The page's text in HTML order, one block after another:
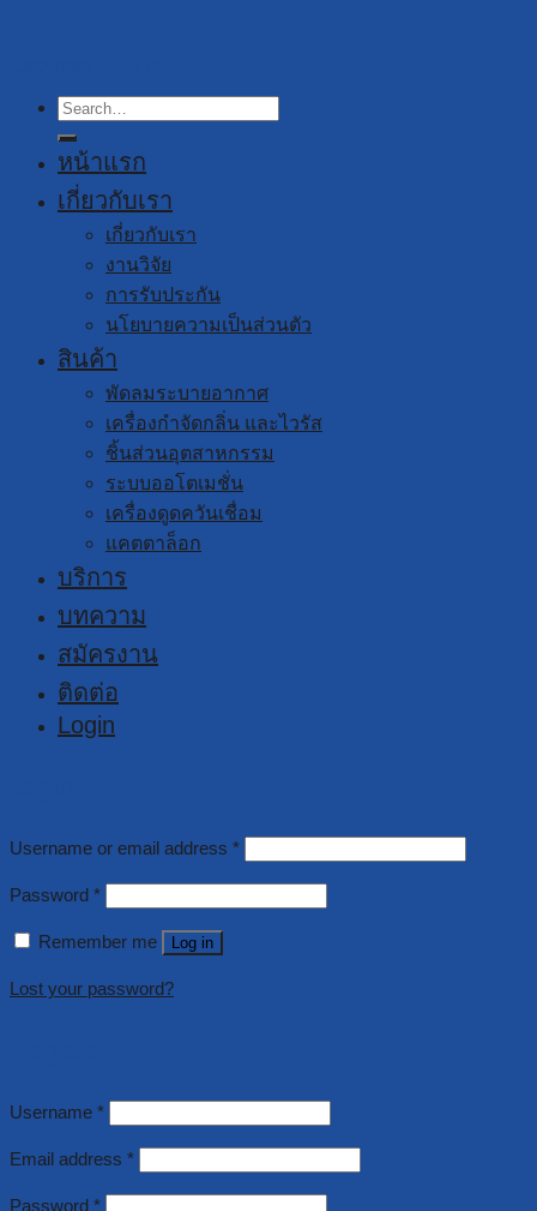
Search
for:
หน้าแรก
เกี่ยวกับเรา
เกี่ยวกับเรา
งานวิจัย
การรับประกัน
นโยบายความเป็นส่วนตัว
สินค้า
พัดลมระบายอากาศ
เครื่องกำจัดกลิ่น และไวรัส
ชิ้นส่วนอุตสาหกรรม
ระบบออโตเมชั่น
เครื่องดูดควันเชื่อม
แคตตาล็อก
บริการ
บทความ
สมัครงาน
ติดต่อ
Login
Username or email address *
Password *
Remember me Log in
Lost your password?
Username *
Email address *
Password *